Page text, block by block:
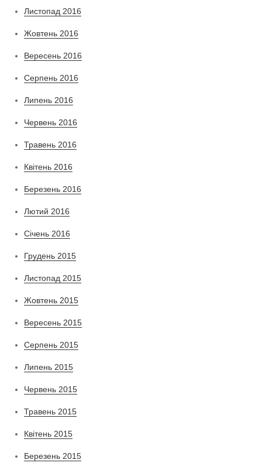
Листопад 2016
Жовтень 2016
Вересень 2016
Серпень 2016
Липень 2016
Червень 2016
Травень 2016
Квітень 2016
Березень 2016
Лютий 2016
Січень 2016
Грудень 2015
Листопад 2015
Жовтень 2015
Вересень 2015
Серпень 2015
Липень 2015
Червень 2015
Травень 2015
Квітень 2015
Березень 2015